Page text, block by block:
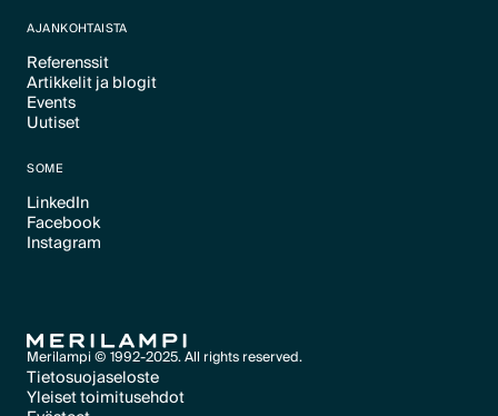
AJANKOHTAISTA
Referenssit
Text Link
Artikkelit ja blogit
Text Link
Events
Text Link
Uutiset
SOME
LinkedIn
Text Link
Facebook
Text Link
Instagram
Merilampi © 1992-2025. All rights reserved.
Tietosuojaseloste
Text Link
Yleiset toimitusehdot